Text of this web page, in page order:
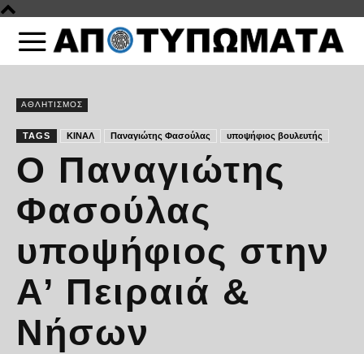
ΑΘΛΗΤΙΣΜΟΣ
TAGS ΚΙΝΑΛ Παναγιώτης Φασούλας υποψήφιος βουλευτής
Ο Παναγιώτης
Φασούλας
υποψήφιος στην
Α’ Πειραιά &
Νήσων